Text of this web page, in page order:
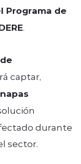
Programa de
.
captar,
napas
durante
sector.